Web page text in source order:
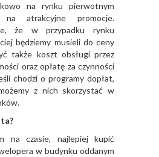
na rynku pierwotnym
na atrakcyjne promocje.
że w przypadku rynku
będziemy musieli do ceny
także koszt obsługi przez
oraz opłatę za czynności
chodzi o programy dopłat,
z nich skorzystać w
na czasie, najlepiej kupić
w budynku oddanym